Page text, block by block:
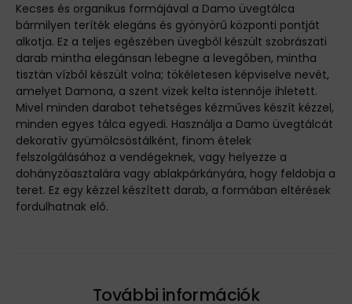
Kecses és organikus formájával a Damo üvegtálca
bármilyen teríték elegáns és gyönyörű központi pontját
alkotja. Ez a teljes egészében üvegből készült szobrászati
darab mintha elegánsan lebegne a levegőben, mintha
tisztán vízből készült volna; tökéletesen képviselve nevét,
amelyet Damona, a szent vizek kelta istennője ihletett.
Mivel minden darabot tehetséges kézműves készít kézzel,
minden egyes tálca egyedi. Használja a Damo üvegtálcát
dekoratív gyümölcsöstálként, finom ételek
felszolgálásához a vendégeknek, vagy helyezze a
dohányzóasztalára vagy ablakpárkányára, hogy feldobja a
teret. Ez egy kézzel készített darab, a formában eltérések
fordulhatnak elő.
További információk